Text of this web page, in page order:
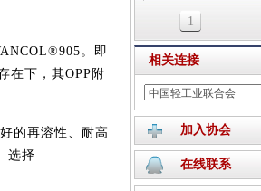
1
相关连接
加入协会
在线联系
。即
在下，其OPP 附
的再溶性、耐高
选择